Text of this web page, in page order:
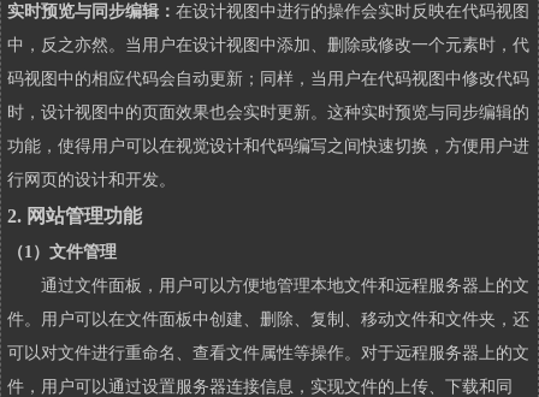
实时预览与同步编辑： 在设计视图中进行的操作会实时反映在代码视图
中，反之亦然。当用户在设计视图中添加、删除或修改一个元素时，代
码视图中的相应代码会自动更新；同样，当用户在代码视图中修改代码
时，设计视图中的页面效果也会实时更新。这种实时预览与同步编辑的
功能，使得用户可以在视觉设计和代码编写之间快速切换，方便用户进
行网页的设计和开发。
2. 网站管理功能
（1）文件管理
通过文件面板，用户可以方便地管理本地文件和远程服务器上的文
件。用户可以在文件面板中创建、删除、复制、移动文件和文件夹，还
可以对文件进行重命名、查看文件属性等操作。对于远程服务器上的文
件，用户可以通过设置服务器连接信息，实现文件的上传、下载和同